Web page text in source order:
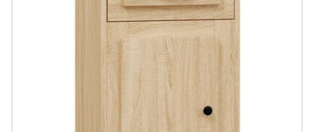
#sharemevidaxl